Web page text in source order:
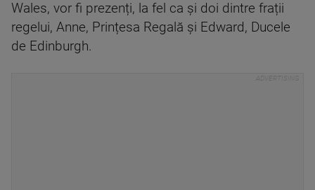
Wales, vor fi prezenți, la fel ca și doi dintre frații
regelui, Anne, Prințesa Regală și Edward, Ducele
de Edinburgh.